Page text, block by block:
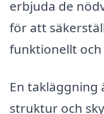
erbjuda de
för att
funktionellt
En takläggning
struktur och